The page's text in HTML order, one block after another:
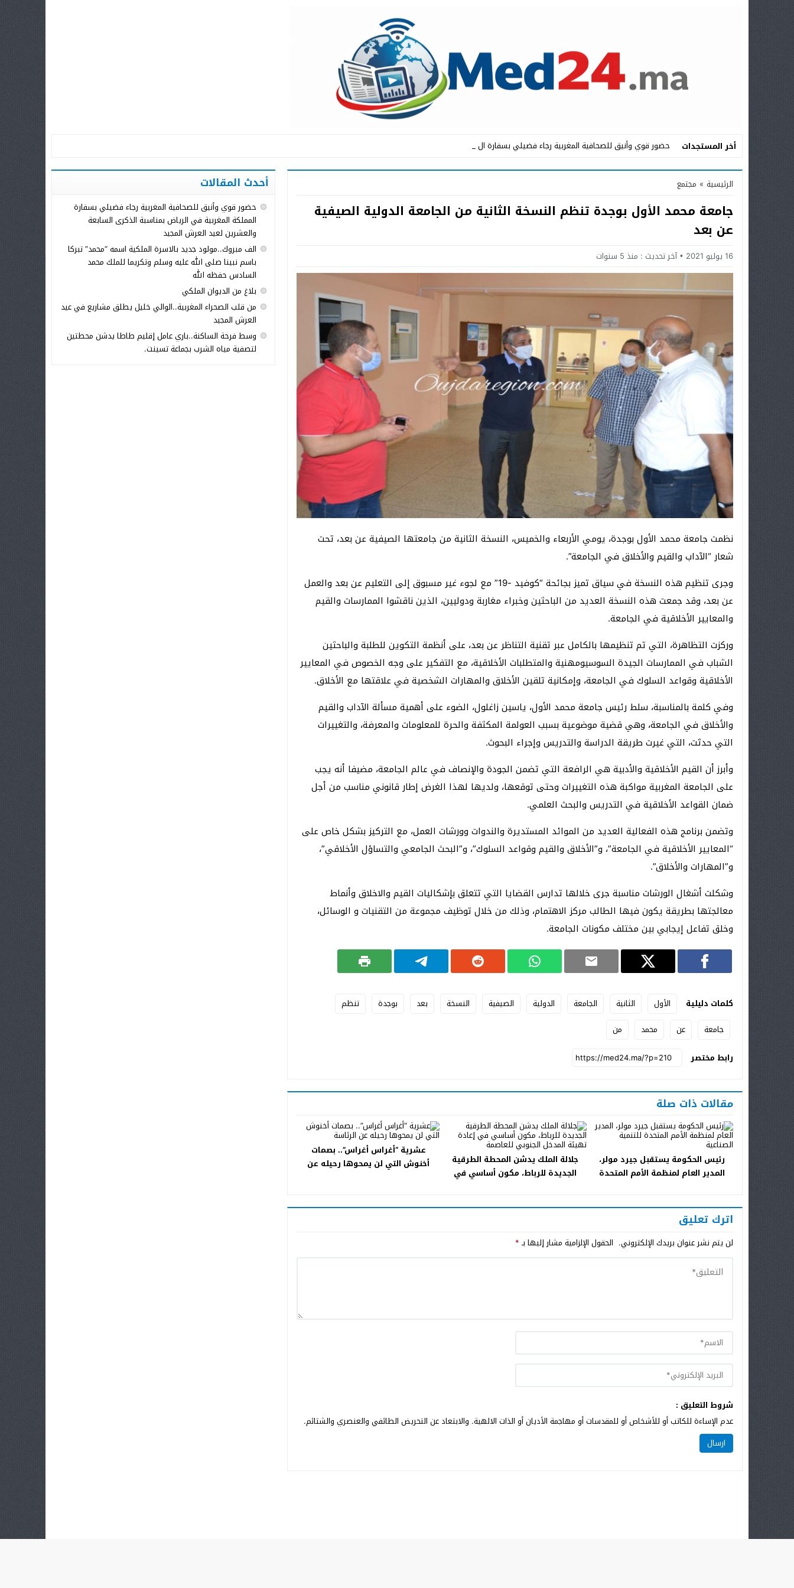
أخر المستجدات
حضور قوي وأنيق للصحافية المغربية رجاء فضيلي بسفارة المملكة المغ _
Stop
Next
الرئيسية » مجتمع
جامعة محمد الأول بوجدة تنظم النسخة الثانية من الجامعة الدولية الصيفية
عن بعد
16 يوليو 2021 آخر تحديث : منذ 5 سنوات
نظمت جامعة محمد الأول بوجدة، يومي الأربعاء والخميس، النسخة الثانية من جامعتها الصيفية عن بعد، تحت
شعار “الآداب والقيم والأخلاق في الجامعة”.
وجرى تنظيم هذه النسخة في سياق تميز بجائحة “كوفيد -19” مع لجوء غير مسبوق إلى التعليم عن بعد والعمل
عن بعد، وقد جمعت هذه النسخة العديد من الباحثين وخبراء مغاربة ودوليين، الذين ناقشوا الممارسات والقيم
والمعايير الأخلاقية في الجامعة.
وركزت التظاهرة، التي تم تنظيمها بالكامل عبر تقنية التناظر عن بعد، على أنظمة التكوين للطلبة والباحثين
الشباب في الممارسات الجيدة السوسيومهنية والمتطلبات الأخلاقية، مع التفكير على وجه الخصوص في المعايير
الأخلاقية وقواعد السلوك في الجامعة، وإمكانية تلقين الأخلاق والمهارات الشخصية في علاقتها مع الأخلاق.
وفي كلمة بالمناسبة، سلط رئيس جامعة محمد الأول، ياسين زاغلول، الضوء على أهمية مسألة الآداب والقيم
والأخلاق في الجامعة، وهي قضية موضوعية بسبب العولمة المكثفة والحرة للمعلومات والمعرفة، والتغييرات
التي حدثت، التي غيرت طريقة الدراسة والتدريس وإجراء البحوث.
وأبرز أن القيم الأخلاقية والأدبية هي الرافعة التي تضمن الجودة والإنصاف في عالم الجامعة، مضيفا أنه يجب
على الجامعة المغربية مواكبة هذه التغييرات وحتى توقعها، ولديها لهذا الغرض إطار قانوني مناسب من أجل
ضمان القواعد الأخلاقية في التدريس والبحث العلمي.
وتضمن برنامج هذه الفعالية العديد من الموائد المستديرة والندوات وورشات العمل، مع التركيز بشكل خاص على
“المعايير الأخلاقية في الجامعة”، و”الأخلاق والقيم وقواعد السلوك”، و”البحث الجامعي والتساؤل الأخلاقي”،
و”المهارات والأخلاق”.
وشكلت أشغال الورشات مناسبة جرى خلالها تدارس القضايا التي تتعلق بإشكاليات القيم والاخلاق وأنماط
معالجتها بطريقة يكون فيها الطالب مركز الاهتمام، وذلك من خلال توظيف مجموعة من التقنيات و الوسائل،
وخلق تفاعل إيجابي بين مختلف مكونات الجامعة.
كلمات دليلية الأول الثانية الجامعة الدولية الصيفية النسخة بعد بوجدة
تنظم
جامعة
عن محمد
من
رابط مختصر
مقالات ذات صلة
رئيس الحكومة يستقبل جيرد مولر،
المدير العام لمنظمة الأمم المتحدة
جلالة الملك يدشن المحطة الطرقية
الجديدة للرباط، مكون أساسي في
عشرية “أغراس أغراس”.. بصمات
أخنوش التي لن يمحوها رحيله عن
اترك تعليق
لن يتم نشر عنوان بريدك الإلكتروني. الحقول الإلزامية مشار إليها بـ*
شروط التعليق :
عدم الإساءة للكاتب أو للأشخاص أو للمقدسات أو مهاجمة الأديان أو الذات الالهية. والابتعاد عن التحريض الطائفي والعنصري والشتائم.
أحدث المقالات
حضور قوي وأنيق للصحافية المغربية رجاء فضيلي بسفارة
المملكة المغربية في الرياض بمناسبة الذكرى السابعة
والعشرين لعيد العرش المجيد
الف مبروك..مولود جديد بالاسرة الملكية اسمه “محمد” تبركا
باسم نبينا صلى الله عليه وسلم وتكريما للملك محمد
السادس حفظه الله
بلاغ من الديوان الملكي
من قلب الصحراء المغربية..الوالي خليل يطلق مشاريع في عيد
العرش المجيد
وسط فرحة الساكنة..باري عامل إقليم طاطا يدشن محطتين
لتصفية مياه الشرب بجماعة تسينت.